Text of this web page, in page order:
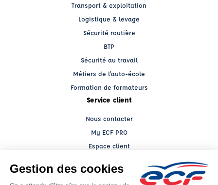
Transport & exploitation
Logistique & levage
Sécurité routière
BTP
Sécurité au travail
Métiers de l'auto-école
Formation de formateurs
Service client
Nous contacter
My ECF PRO
Espace client